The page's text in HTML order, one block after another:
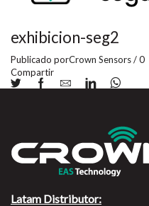
exhibicion-seg2
Publicado porCrown Sensors/0
Compartir
Latam Distributor: